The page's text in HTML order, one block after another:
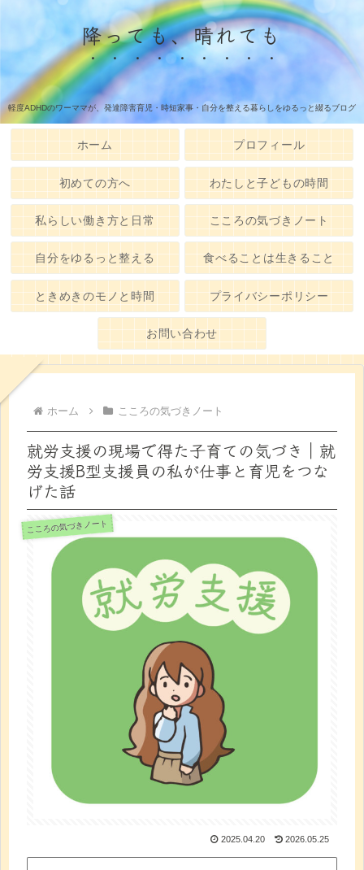
降っても、晴れても
軽度ADHDのワーママが、発達障害育児・時短家事・自分を整える暮らしをゆるっと綴るブログ
ホーム プロフィール
初めての方へ わたしと子どもの時間
私らしい働き方と日常 こころの気づきノート
自分をゆるっと整える 食べることは生きること
ときめきのモノと時間 プライバシーポリシー
お問い合わせ
ホーム こころの気づきノート
就労支援の現場で得た子育ての気づき｜就
労支援B型支援員の私が仕事と育児をつな
げた話
こころの気づきノート
2025.04.20 2026.05.25